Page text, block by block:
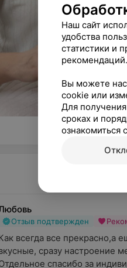
Отзыв подтвержден
всегда все прекрасно,а
сразу настроение
спасибо за
Наш сайт
удобства
статистики и
рекомендаций.
Вы можете
cookie или
Для
сроках и
ознакомиться